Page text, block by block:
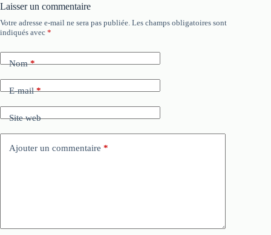
Laisser un commentaire
Votre adresse e-mail ne sera pas publiée. Les champs obligatoires sont
indiqués avec *
Nom*
E-mail*
Site web
Ajouter un commentaire *